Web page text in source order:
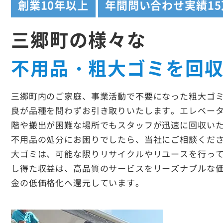
創業10年以上 年間問い合わせ実績
三郷町の様々な
不用品・粗大ゴミを回
三郷町内のご家庭、事業活動で不要になった粗大ゴ
良が品種を問わずお引き取りいたします。エレベー
階や搬出が困難な場所でもスタッフが迅速に回収い
不用品の処分にお困りでしたら、当社にご相談くだ
大ゴミは、可能な限りリサイクルやリユースを行っ
し得た収益は、高品質のサービスをリーズナブルな
金の低価格化へ還元しています。